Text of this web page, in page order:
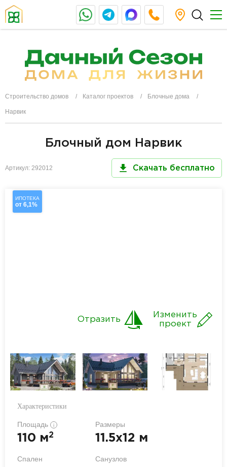
Строительство домов Каталог проектов Блочные дома
Нарвик
Блочный дом Нарвик
Артикул: 292012 Скачать бесплатно
ИПОТЕКА
от 6,1%
Изменить
проект
Отразить
Характеристики
Площадь i
110 м2
Размеры
11.5x12 м
Спален Санузлов